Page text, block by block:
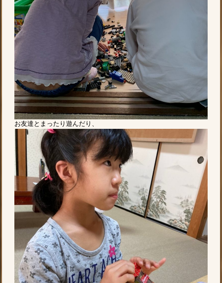
お友達とまったり遊んだり、